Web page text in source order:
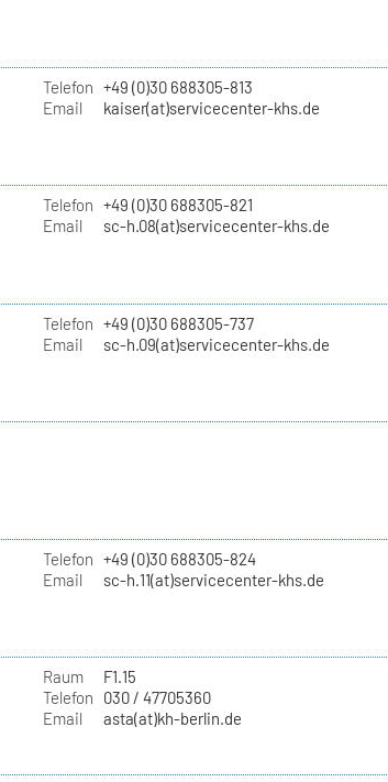
Telefon +49 (0)30 688305-813
Email
kaiser(at)servicecenter-khs.de
Telefon +49 (0)30 688305-821
Email
sc-h.08(at)servicecenter-khs.de
Telefon +49 (0)30 688305-737
Email
sc-h.09(at)servicecenter-khs.de
Telefon +49 (0)30 688305-824
Email
sc-h.11(at)servicecenter-khs.de
Raum
F1.15
Telefon
030 / 47705360
Email
asta(at)kh-berlin.de